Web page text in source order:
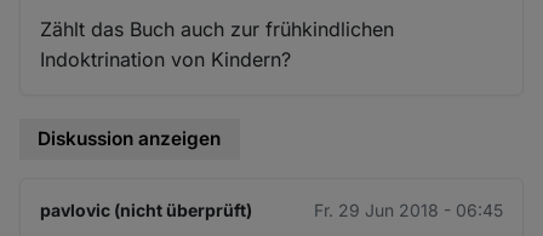
Zählt das Buch auch zur frühkindlichen
Indoktrination von Kindern?
Diskussion anzeigen
pavlovic (nicht überprüft) Fr. 29 Jun 2018 - 06:45